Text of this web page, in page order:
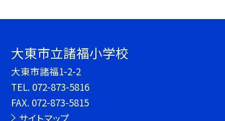
大東市立諸福小学校
大東市諸福1-2-2
TEL. 072-873-5816
FAX. 072-873-5815
サイトマップ